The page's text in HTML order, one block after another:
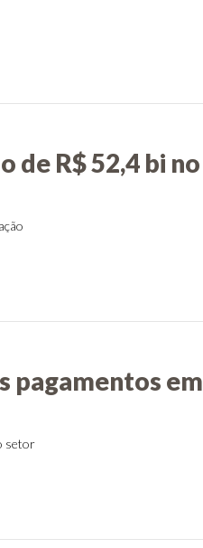
de R$ 52,4 bi no
pagamentos em
setor